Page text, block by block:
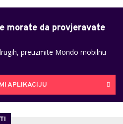
morate da provjeravate
preuzmite Mondo mobilnu
APLIKACIJU